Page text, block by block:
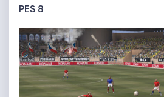
PES 8